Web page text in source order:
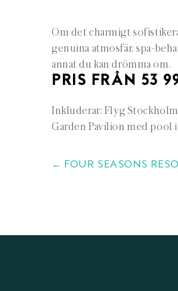
Om det charmigt
genuina atmosfär, spa-
annat du kan drömma om.
PRIS FRÅN 53
Inkluderar: Flyg
Garden Pavilion med pool
← FOUR SEASONS